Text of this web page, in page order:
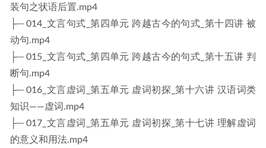
装句之状语后置.mp4
├─ 014_文言句式_第四单元 跨越古今的句式_第十四讲 被
动句.mp4
├─ 015_文言句式_第四单元 跨越古今的句式_第十五讲 判
断句.mp4
├─ 016_文言虚词_第五单元 虚词初探_第十六讲 汉语词类
知识——虚词.mp4
├─ 017_文言虚词_第五单元 虚词初探_第十七讲 理解虚词
的意义和用法.mp4